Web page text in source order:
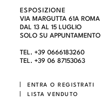
ESPOSIZIONE
VIA MARGUTTA 61A ROMA
DAL 13 AL 15 LUGLIO
SOLO SU APPUNTAMENTO
TEL. +39 0666183260
TEL. +39 06 87153063
ENTRA O REGISTRATI
LISTA VENDUTO